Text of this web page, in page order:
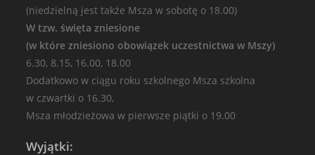
(niedzielną jest także Msza w sobotę o 18.00)
W tzw. święta zniesione
(w które zniesiono obowiązek uczestnictwa w Mszy)
6.30, 8.15, 16.00, 18.00
Dodatkowo w ciągu roku szkolnego Msza szkolna
w czwartki o 16.30,
Msza młodzieżowa w pierwsze piątki o 19.00
Wyjątki: